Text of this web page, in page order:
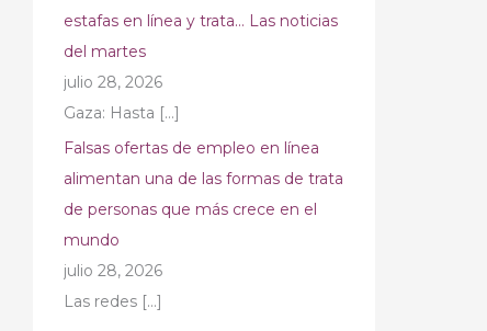
estafas en línea y trata… Las noticias
del martes
julio 28, 2026
Gaza: Hasta […]
Falsas ofertas de empleo en línea
alimentan una de las formas de trata
de personas que más crece en el
mundo
julio 28, 2026
Las redes […]